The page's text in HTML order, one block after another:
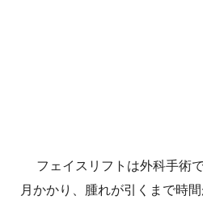
フェイスリフトは外科手術
月かかり、腫れが引くまで時